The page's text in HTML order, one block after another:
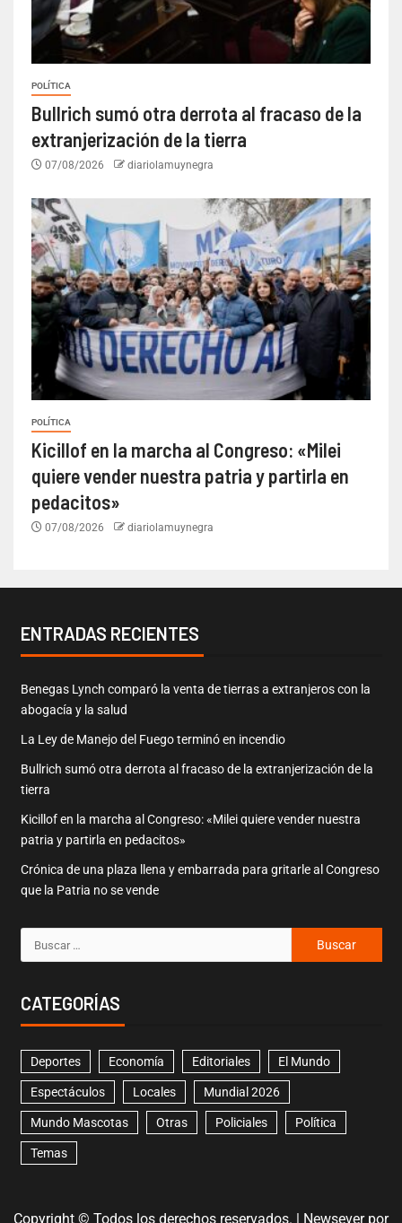
POLÍTICA
Bullrich sumó otra derrota al fracaso de la
extranjerización de la tierra
07/08/2026 diariolamuynegra
POLÍTICA
Kicillof en la marcha al Congreso: «Milei
quiere vender nuestra patria y partirla en
pedacitos»
07/08/2026 diariolamuynegra
ENTRADAS RECIENTES
Benegas Lynch comparó la venta de tierras a extranjeros con la
abogacía y la salud
La Ley de Manejo del Fuego terminó en incendio
Bullrich sumó otra derrota al fracaso de la extranjerización de la
tierra
Kicillof en la marcha al Congreso: «Milei quiere vender nuestra
patria y partirla en pedacitos»
Crónica de una plaza llena y embarrada para gritarle al Congreso
que la Patria no se vende
CATEGORÍAS
Deportes Economía Editoriales El Mundo
Espectáculos Locales Mundial 2026
Mundo Mascotas Otras Policiales Política
Temas
Copyright © Todos los derechos reservados. Newseverpor